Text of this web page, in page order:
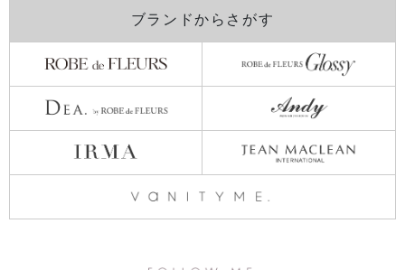
ブランドからさがす